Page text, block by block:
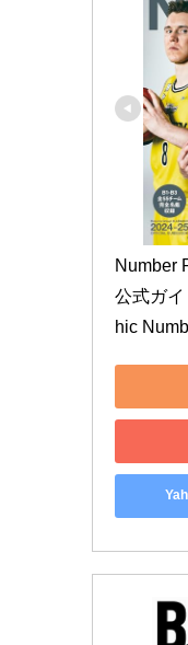
Number
公式ガ
hic